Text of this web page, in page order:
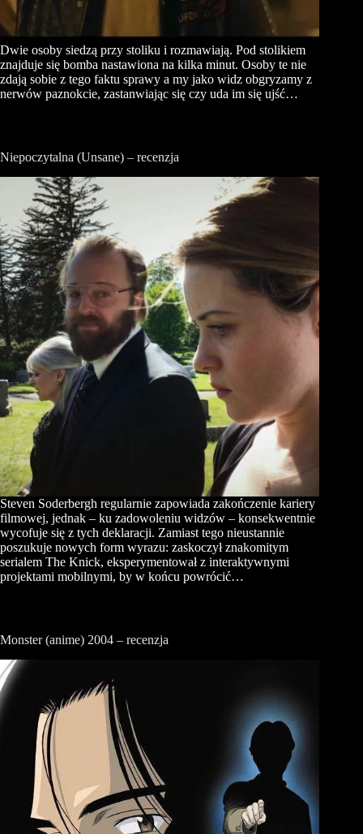
Dwie osoby siedzą przy stoliku i rozmawiają. Pod stolikiem
znajduje się bomba nastawiona na kilka minut. Osoby te nie
zdają sobie z tego faktu sprawy a my jako widz obgryzamy z
nerwów paznokcie, zastanwiając się czy uda im się ujść…
Niepoczytalna (Unsane) – recenzja
Steven Soderbergh regularnie zapowiada zakończenie kariery
filmowej, jednak – ku zadowoleniu widzów – konsekwentnie
wycofuje się z tych deklaracji. Zamiast tego nieustannie
poszukuje nowych form wyrazu: zaskoczył znakomitym
serialem The Knick, eksperymentował z interaktywnymi
projektami mobilnymi, by w końcu powrócić…
Monster (anime) 2004 – recenzja